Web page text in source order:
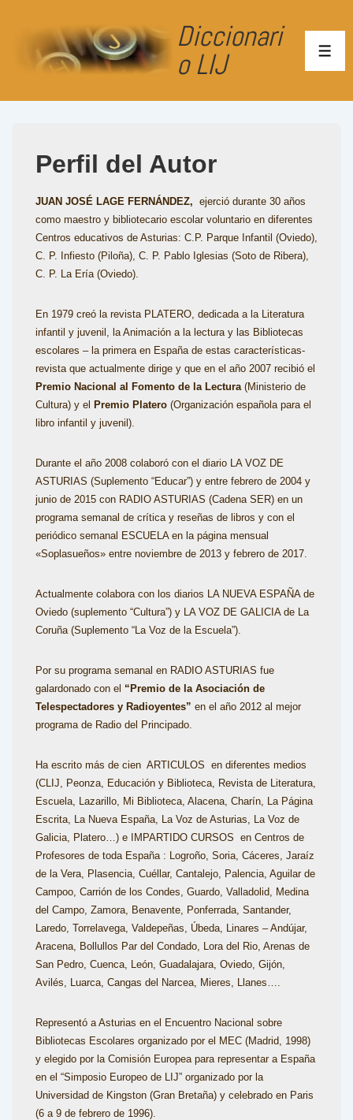
Diccionari
o LIJ
Perfil del Autor
JUAN JOSÉ LAGE FERNÁNDEZ, ejerció durante 30 años
como maestro y bibliotecario escolar voluntario en diferentes
Centros educativos de Asturias: C.P. Parque Infantil (Oviedo),
C. P. Infiesto (Piloña), C. P. Pablo Iglesias (Soto de Ribera),
C. P. La Ería (Oviedo).
En 1979 creó la revista PLATERO, dedicada a la Literatura
infantil y juvenil, la Animación a la lectura y las Bibliotecas
escolares – la primera en España de estas características-
revista que actualmente dirige y que en el año 2007 recibió el
Premio Nacional al Fomento de la Lectura(Ministerio de
Cultura) y el Premio Platero (Organización española para el
libro infantil y juvenil).
Durante el año 2008 colaboró con el diario LA VOZ DE
ASTURIAS (Suplemento “Educar”) y entre febrero de 2004 y
junio de 2015 con RADIO ASTURIAS (Cadena SER) en un
programa semanal de crítica y reseñas de libros y con el
periódico semanal ESCUELA en la página mensual
«Soplasueños» entre noviembre de 2013 y febrero de 2017.
Actualmente colabora con los diarios LA NUEVA ESPAÑA de
Oviedo (suplemento “Cultura”) y LA VOZ DE GALICIA de La
Coruña (Suplemento “La Voz de la Escuela”).
Por su programa semanal en RADIO ASTURIAS fue
galardonado con el “Premio de la Asociación de
Telespectadores y Radioyentes” en el año 2012 al mejor
programa de Radio del Principado.
Ha escrito más de cien ARTICULOS en diferentes medios
(CLIJ, Peonza, Educación y Biblioteca, Revista de Literatura,
Escuela, Lazarillo, Mi Biblioteca, Alacena, Charín, La Página
Escrita, La Nueva España, La Voz de Asturias, La Voz de
Galicia, Platero…) e IMPARTIDO CURSOS en Centros de
Profesores de toda España : Logroño, Soria, Cáceres, Jaraíz
de la Vera, Plasencia, Cuéllar, Cantalejo, Palencia, Aguilar de
Campoo, Carrión de los Condes, Guardo, Valladolid, Medina
del Campo, Zamora, Benavente, Ponferrada, Santander,
Laredo, Torrelavega, Valdepeñas, Úbeda, Linares – Andújar,
Aracena, Bollullos Par del Condado, Lora del Rio, Arenas de
San Pedro, Cuenca, León, Guadalajara, Oviedo, Gijón,
Avilés, Luarca, Cangas del Narcea, Mieres, Llanes….
Representó a Asturias en el Encuentro Nacional sobre
Bibliotecas Escolares organizado por el MEC (Madrid, 1998)
y elegido por la Comisión Europea para representar a España
en el “Simposio Europeo de LIJ” organizado por la
Universidad de Kingston (Gran Bretaña) y celebrado en Paris
(6 a 9 de febrero de 1996).